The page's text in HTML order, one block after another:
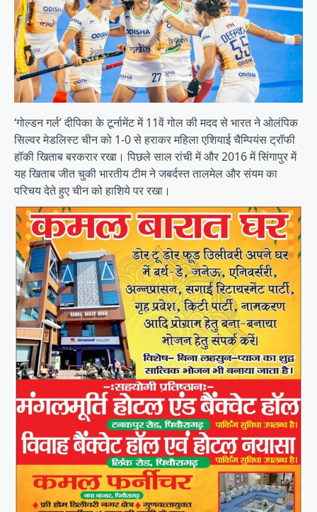
‘गोल्डन गर्ल’ दीपिका के टूर्नामेंट में 11वें गोल की मदद से भारत ने ओलंपिक
सिल्वर मेडलिस्ट चीन को 1-0 से हराकर महिला एशियाई चैम्पियंस ट्रॉफी
हॉकी खिताब बरकरार रखा। पिछले साल रांची में और 2016 में सिंगापुर में
यह खिताब जीत चुकी भारतीय टीम ने जबर्दस्त तालमेल और संयम का
परिचय देते हुए चीन को हाशिये पर रखा।